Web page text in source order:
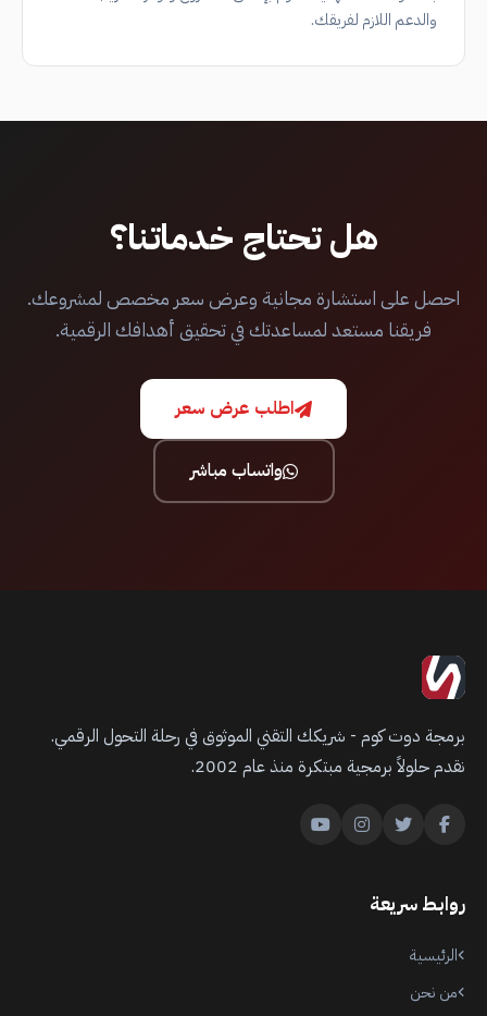
والدعم اللازم لفريقك.
هل تحتاج خدماتنا؟
احصل على استشارة مجانية وعرض سعر مخصص لمشروعك.
فريقنا مستعد لمساعدتك في تحقيق أهدافك الرقمية.
اطلب عرض سعر
واتساب مباشر
برمجة دوت كوم - شريكك التقني الموثوق في رحلة التحول الرقمي.
نقدم حلولاً برمجية مبتكرة منذ عام 2002.
روابط سريعة
الرئيسية
من نحن